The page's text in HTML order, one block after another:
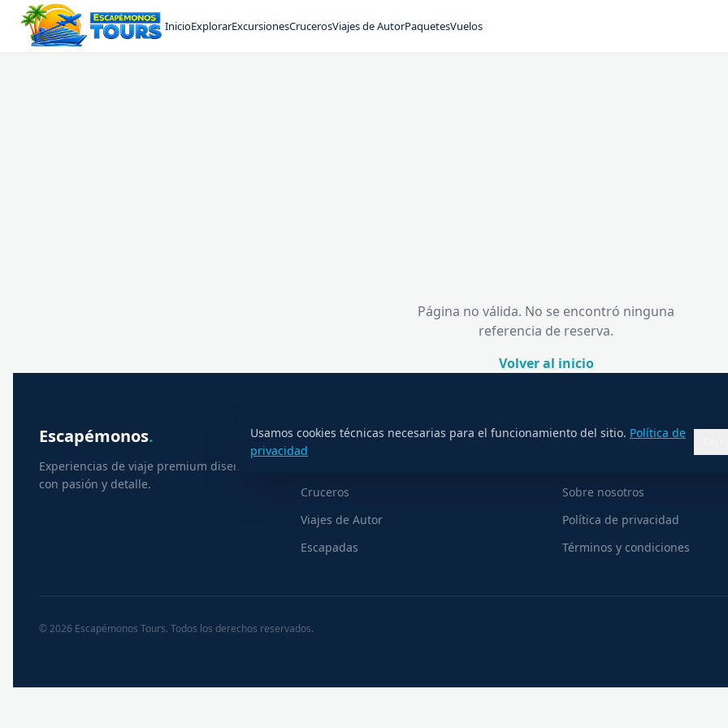
InicioExplorarExcursionesCrucerosViajes de AutorPaquetesVuelos
Página no válida. No se encontró ninguna
referencia de reserva.
Volver al inicio
Escapémonos.
Experiencias de viaje premium diseñadas
con pasión y detalle.
EXPLORAR
Cruceros
Viajes de Autor
Escapadas
COMPAÑÍA
Sobre nosotros
Política de privacidad
Términos y condiciones
©2026 Escapémonos Tours. Todos los derechos reservados.
Usamos cookies técnicas necesarias para el funcionamiento del sitio. Política de
privacidad